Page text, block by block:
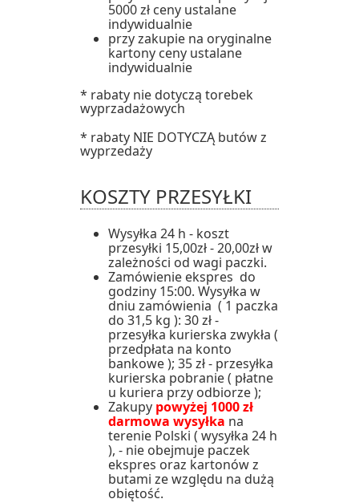
5000 zł ceny ustalane
indywidualnie
przy zakupie na oryginalne
kartony ceny ustalane
indywidualnie
* rabaty nie dotyczą torebek
wyprzadażowych
* rabaty NIE DOTYCZĄ butów z
wyprzedaży
KOSZTY PRZESYŁKI
Wysyłka 24 h - koszt
przesyłki 15,00zł - 20,00zł w
zależności od wagi paczki.
Zamówienie ekspres do
godziny 15:00. Wysyłka w
dniu zamówienia ( 1 paczka
do 31,5 kg ): 30 zł -
przesyłka kurierska zwykła (
przedpłata na konto
bankowe ); 35 zł - przesyłka
kurierska pobranie ( płatne
u kuriera przy odbiorze );
Zakupy powyżej 1000 zł
darmowa wysyłka na
terenie Polski ( wysyłka 24 h
), - nie obejmuje paczek
ekspres oraz kartonów z
butami ze względu na dużą
obiętość.